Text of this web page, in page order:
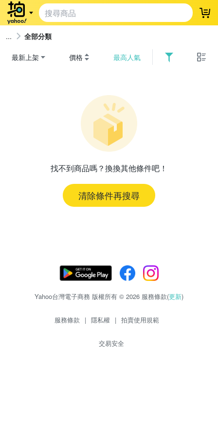
登
全部分類
最新上架 價格 最高人氣
找不到商品嗎？換換其他條件吧！
清除條件再搜尋
Yahoo台灣電子商務 版權所有 © 2026 服務條款(更新)
服務條款 | 隱私權 | 拍賣使用規範
交易安全